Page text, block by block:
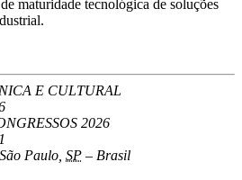
maturidade tecnológica de soluções
E CULTURAL
2026
São Paulo SP – Brasil